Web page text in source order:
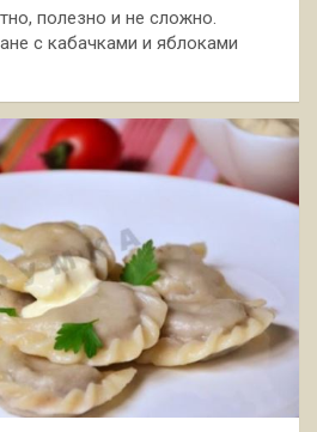
полезно и не сложно.
с кабачками и яблоками